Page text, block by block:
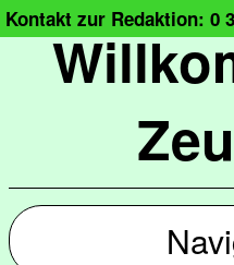
Kontakt zur Redaktion: 0